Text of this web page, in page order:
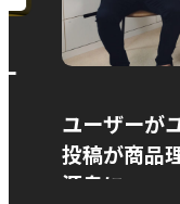
ユーザーが
投稿が商品
源泉に